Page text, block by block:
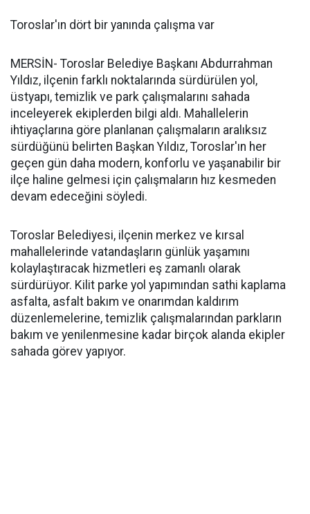
Toroslar'ın dört bir yanında çalışma var
MERSİN- Toroslar Belediye Başkanı Abdurrahman
Yıldız, ilçenin farklı noktalarında sürdürülen yol,
üstyapı, temizlik ve park çalışmalarını sahada
inceleyerek ekiplerden bilgi aldı. Mahallelerin
ihtiyaçlarına göre planlanan çalışmaların aralıksız
sürdüğünü belirten Başkan Yıldız, Toroslar'ın her
geçen gün daha modern, konforlu ve yaşanabilir bir
ilçe haline gelmesi için çalışmaların hız kesmeden
devam edeceğini söyledi.
Toroslar Belediyesi, ilçenin merkez ve kırsal
mahallelerinde vatandaşların günlük yaşamını
kolaylaştıracak hizmetleri eş zamanlı olarak
sürdürüyor. Kilit parke yol yapımından sathi kaplama
asfalta, asfalt bakım ve onarımdan kaldırım
düzenlemelerine, temizlik çalışmalarından parkların
bakım ve yenilenmesine kadar birçok alanda ekipler
sahada görev yapıyor.